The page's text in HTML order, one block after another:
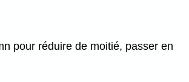
pour réduire de moitié, passer en